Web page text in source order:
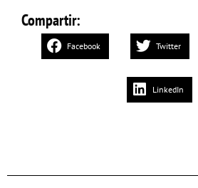
Compartir:
Facebook Twitter
LinkedIn